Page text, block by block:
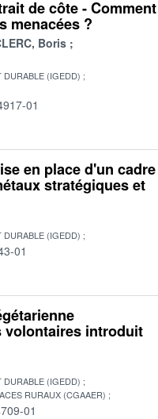
de côte - Comment
menacées ?
Boris
DURABLE (IGEDD)
01
en place d'un cadre
stratégiques et
DURABLE (IGEDD)
01
volontaires introduit
DURABLE (IGEDD)
RURAUX (CGAAER)
01